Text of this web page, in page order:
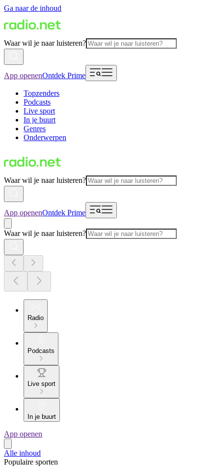
Ga naar de inhoud
Waar wil je naar luisteren?
App openenOntdek Prime
Topzenders
Podcasts
Live sport
In je buurt
Genres
Onderwerpen
Waar wil je naar luisteren?
App openenOntdek Prime
Waar wil je naar luisteren?
Radio
Podcasts
Live sport
In je buurt
App openen
Alle inhoud
Populaire sporten